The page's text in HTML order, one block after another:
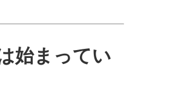
始まってい